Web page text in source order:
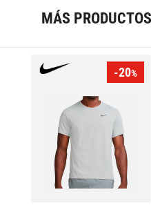
MÁS
-20%